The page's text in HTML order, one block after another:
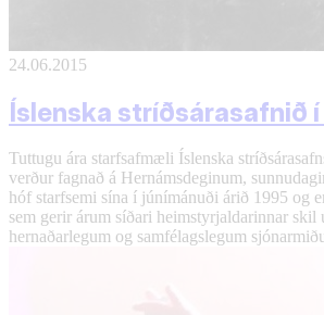
24.06.2015
Íslenska stríðsárasafnið
Tuttugu ára starfsafmæli Íslenska
verður fagnað á Hernámsdeginum,
hóf starfsemi sína í júnímánuði árið 1995 og
sem gerir árum síðari heimstyrjaldarinnar
hernaðarlegum og samfélagslegum